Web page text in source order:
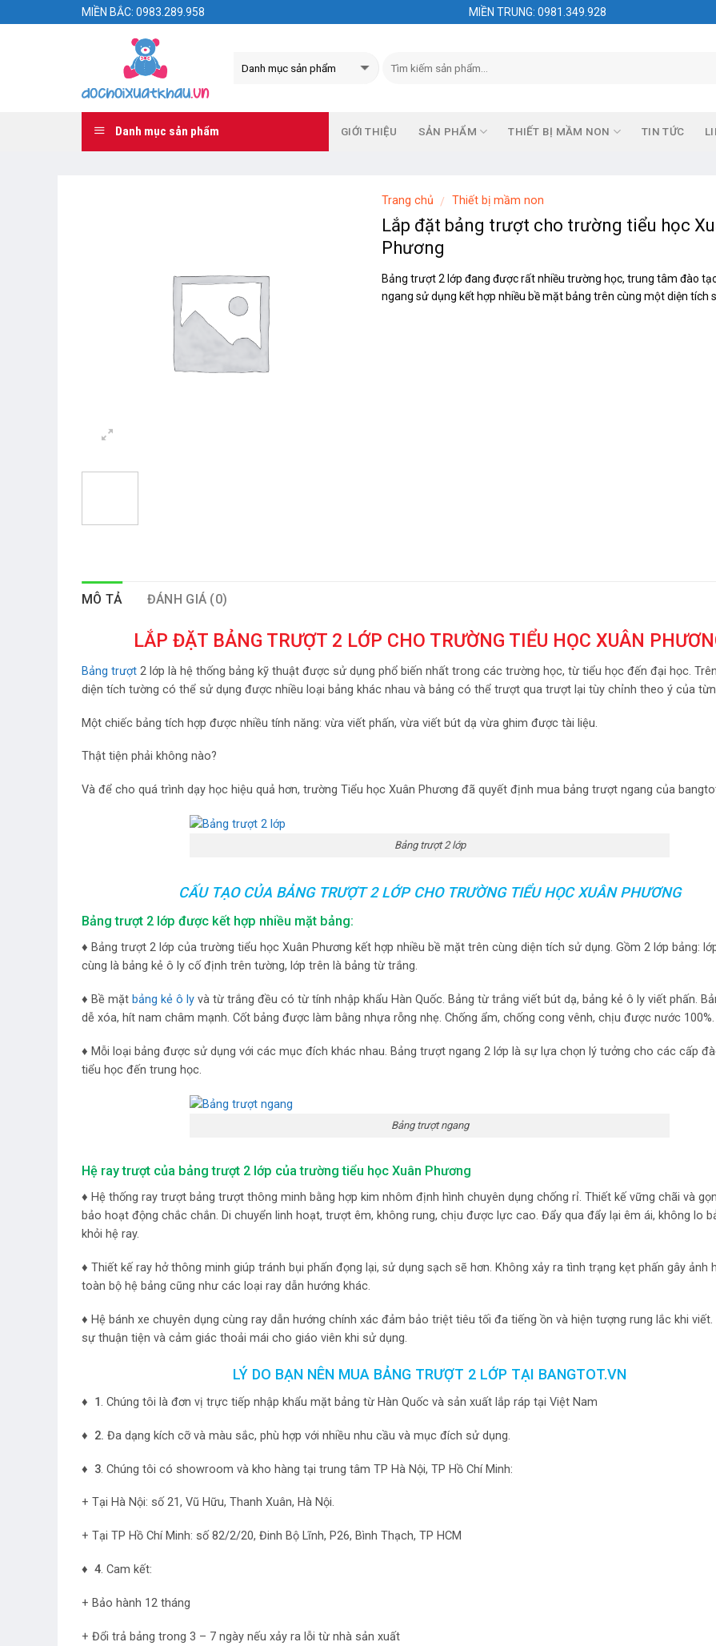
MIỀN BẮC: 0983.289.958 MIỀN TRUNG: 0981.349.928
Danh mục sản phẩm GIỚI THIỆU SẢN PHẨM THIẾT BỊ MẦM NON TIN TỨC
Trang chủ / Thiết bị mầm non
Lắp đặt bảng trượt cho trường tiểu học
Phương
Bảng trượt 2 lớp đang được rất nhiều trường học, trung tâm đào
ngang sử dụng kết hợp nhiều bề mặt bảng trên cùng một diện tích
MÔ TẢ ĐÁNH GIÁ (0)
LẮP ĐẶT BẢNG TRƯỢT 2 LỚP CHO TRƯỜNG TIỂU HỌC XUÂN
Bảng trượt 2 lớp là hệ thống bảng kỹ thuật được sử dụng phổ biến nhất trong các trường học, từ tiểu học đến đại học.
diện tích tường có thể sử dụng được nhiều loại bảng khác nhau và bảng có thể trượt qua trượt lại tùy chỉnh theo ý của
Một chiếc bảng tích hợp được nhiều tính năng: vừa viết phấn, vừa viết bút dạ vừa ghim được tài liệu.
Thật tiện phải không nào?
Và để cho quá trình dạy học hiệu quả hơn, trường Tiểu học Xuân Phương đã quyết định mua bảng trượt ngang của
Bảng trượt 2 lớp
CẤU TẠO CỦA BẢNG TRƯỢT 2 LỚP CHO TRƯỜNG TIỂU HỌC XUÂN PHƯƠNG
Bảng trượt 2 lớp được kết hợp nhiều mặt bảng:
♦ Bảng trượt 2 lớp của trường tiểu học Xuân Phương kết hợp nhiều bề mặt trên cùng diện tích sử dụng. Gồm 2 lớp bảng:
cùng là bảng kẻ ô ly cố định trên tường, lớp trên là bảng từ trắng.
♦ Bề mặt bảng kẻ ô ly và từ trắng đều có từ tính nhập khẩu Hàn Quốc. Bảng từ trắng viết bút dạ, bảng kẻ ô ly viết phấn.
dễ xóa, hít nam châm mạnh. Cốt bảng được làm bằng nhựa rỗng nhẹ. Chống ẩm, chống cong vênh, chịu được nước 100%.
♦ Mỗi loại bảng được sử dụng với các mục đích khác nhau. Bảng trượt ngang 2 lớp là sự lựa chọn lý tưởng cho các cấp
tiểu học đến trung học.
Bảng trượt ngang
Hệ ray trượt của bảng trượt 2 lớp của trường tiểu học Xuân Phương
♦ Hệ thống ray trượt bảng trượt thông minh bằng hợp kim nhôm định hình chuyên dụng chống rỉ. Thiết kế vững chãi và
bảo hoạt động chắc chắn. Di chuyển linh hoạt, trượt êm, không rung, chịu được lực cao. Đẩy qua đẩy lại êm ái, không lo
khỏi hệ ray.
♦ Thiết kế ray hở thông minh giúp tránh bụi phấn đọng lại, sử dụng sạch sẽ hơn. Không xảy ra tình trạng kẹt phấn gây ảnh
toàn bộ hệ bảng cũng như các loại ray dẫn hướng khác.
♦ Hệ bánh xe chuyên dụng cùng ray dẫn hướng chính xác đảm bảo triệt tiêu tối đa tiếng ồn và hiện tượng rung lắc khi viết.
sự thuận tiện và cảm giác thoải mái cho giáo viên khi sử dụng.
LÝ DO BẠN NÊN MUA BẢNG TRƯỢT 2 LỚP TẠI BANGTOT.VN
♦ 1 . Chúng tôi là đơn vị trực tiếp nhập khẩu mặt bảng từ Hàn Quốc và sản xuất lắp ráp tại Việt Nam
♦ 2. Đa dạng kích cỡ và màu sắc, phù hợp với nhiều nhu cầu và mục đích sử dụng.
♦ 3. Chúng tôi có showroom và kho hàng tại trung tâm TP Hà Nội, TP Hồ Chí Minh:
+ Tại Hà Nội: số 21, Vũ Hữu, Thanh Xuân, Hà Nội.
+ Tại TP Hồ Chí Minh: số 82/2/20, Đinh Bộ Lĩnh, P26, Bình Thạch, TP HCM
♦ 4. Cam kết:
+ Bảo hành 12 tháng
+ Đổi trả bảng trong 3 – 7 ngày nếu xảy ra lỗi từ nhà sản xuất